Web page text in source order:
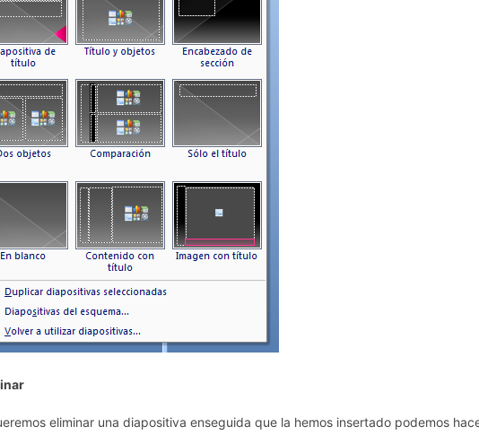
eliminar una diapositiva enseguida que la hemos insertado podemos